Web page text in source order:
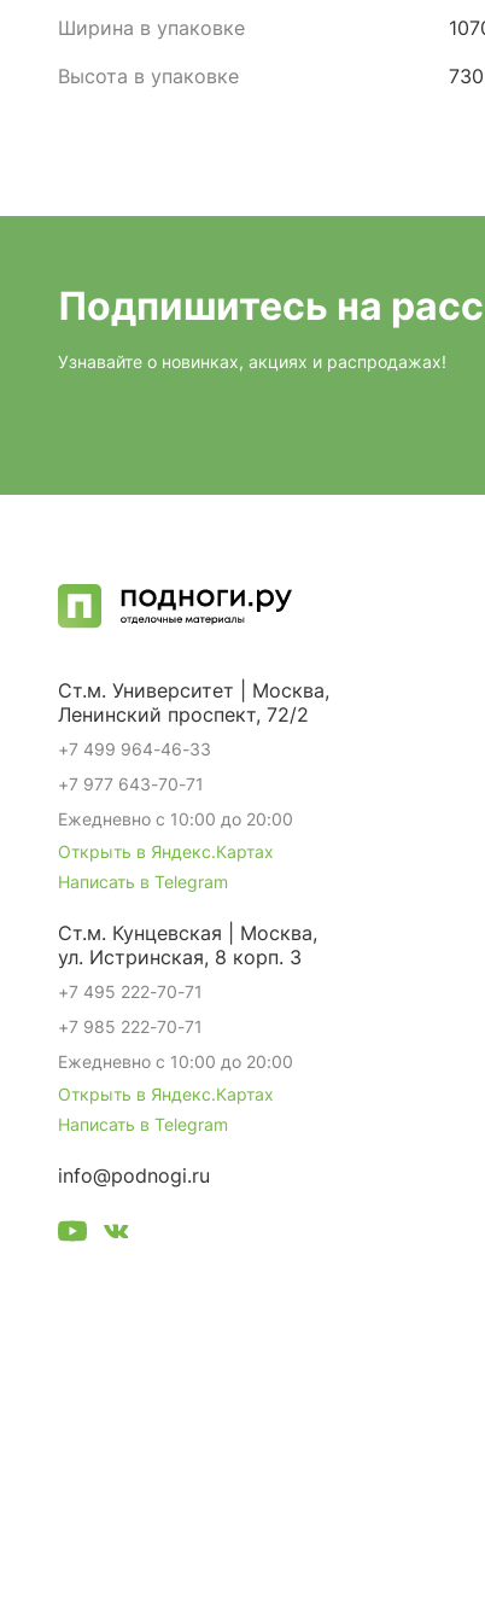
Ширина в упаковке
Высота в упаковке
Подпишитесь на
Узнавайте о новинках, акциях и распродажах!
Ст.м. Университет | Москва,
Ленинский проспект, 72/2
+7 499 964-46-33
+7 977 643-70-71
Ежедневно с 10:00 до 20:00
Открыть в Яндекс.Картах
Написать в Telegram
Ст.м. Кунцевская | Москва,
ул. Истринская, 8 корп. 3
+7 495 222-70-71
+7 985 222-70-71
Ежедневно с 10:00 до 20:00
Открыть в Яндекс.Картах
Написать в Telegram
info@podnogi.ru